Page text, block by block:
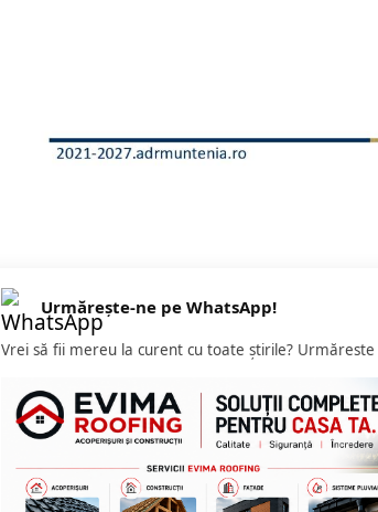
Urmărește-ne pe WhatsApp!
Vrei să fii mereu la curent cu toate știrile? Urmăreste